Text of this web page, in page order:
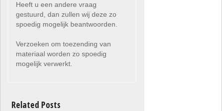
Heeft u een andere vraag
gestuurd, dan zullen wij deze zo
spoedig mogelijk beantwoorden.
Verzoeken om toezending van
materiaal worden zo spoedig
mogelijk verwerkt.
Related Posts